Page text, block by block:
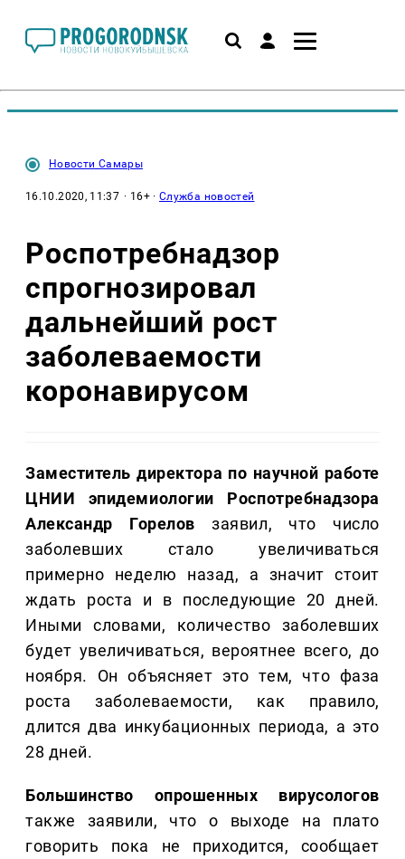
Новости Самары
16.10.2020, 11:37 · 16+ ·Служба новостей
Роспотребнадзор
спрогнозировал
дальнейший рост
заболеваемости
коронавирусом
Заместитель директора по научной работе
ЦНИИ эпидемиологии Роспотребнадзора
Александр Горелов заявил, что число
заболевших стало увеличиваться
примерно неделю назад, а значит стоит
ждать роста и в последующие 20 дней.
Иными словами, количество заболевших
будет увеличиваться, вероятнее всего, до
ноября. Он объясняет это тем, что фаза
роста заболеваемости, как правило,
длится два инкубационных периода, а это
28 дней.
Большинство опрошенных вирусологов
также заявили, что о выходе на плато
говорить пока не приходится, сообщает